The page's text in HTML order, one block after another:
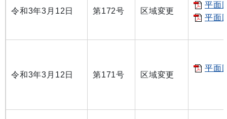
令和3年3月12日 第172号 区域変更
平面
平面
令和3年3月12日 第171号 区域変更
平面